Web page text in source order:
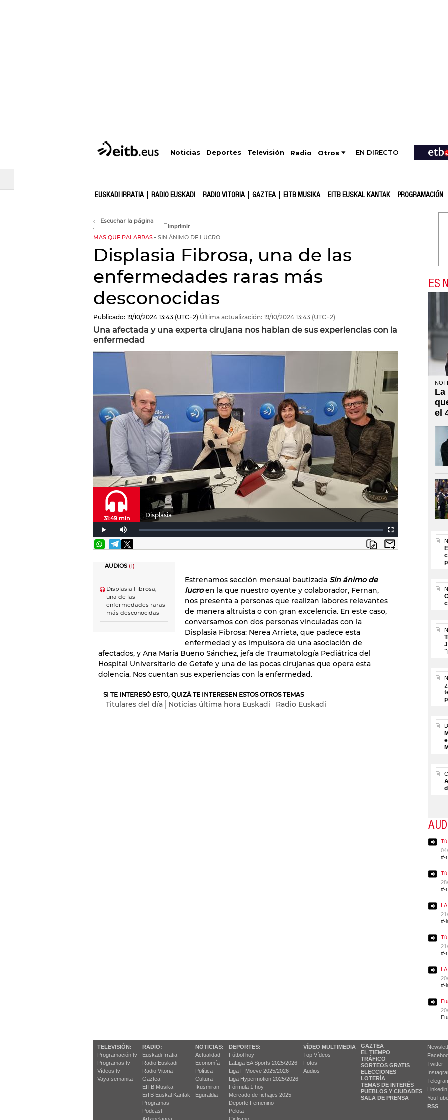
Noticias Deportes Televisión Radio Otros EN DIRECTO
EUSKADI IRRATIA RADIO EUSKADI RADIO VITORIA GAZTEA EITB MUSIKA EITB EUSKAL KANTAK PROGRAMACIÓN
Escuchar la página
MAS QUE PALABRAS SIN ÁNIMO DE LUCRO
Displasia Fibrosa, una de las
enfermedades raras más
desconocidas
Publicado: 19/10/2024 13:43 (UTC+2) Última actualización: 19/10/2024 13:43 (UTC+2)
Una afectada y una experta cirujana nos hablan de sus experiencias con la
enfermedad
Displasia
31:49 min
AUDIOS (1)
Displasia Fibrosa,
una de las
enfermedades raras
más desconocidas
Estrenamos sección mensual bautizada Sin ánimo de
lucroen la que nuestro oyente y colaborador, Fernan,
nos presenta a personas que realizan labores relevantes
de manera altruista o con gran excelencia. En este caso,
conversamos con dos personas vinculadas con la
Displasia Fibrosa: Nerea Arrieta, que padece esta
enfermedad y es impulsora de una asociación de
afectados, y Ana María Bueno Sánchez, jefa de Traumatología Pediátrica del
Hospital Universitario de Getafe y una de las pocas cirujanas que opera esta
dolencia. Nos cuentan sus experiencias con la enfermedad.
SI TE INTERESÓ ESTO, QUIZÁ TE INTERESEN ESTOS OTROS TEMAS
Titulares del día Noticias última hora Euskadi Radio Euskadi
ES
La
el
#-
#-
#-
#-
#-
TELEVISIÓN:
Programación tv
Programas tv
Vídeos tv
Vaya semanita
RADIO:
Euskadi Irratia
Radio Euskadi
Radio Vitoria
Gaztea
EITB Musika
EiTB Euskal Kantak
Programas
Podcast
NOTICIAS:
Actualidad
Economía
Política
Cultura
Ikusmiran
Eguraldia
DEPORTES:
Fútbol hoy
LaLiga EA Sports 2025/2026
Liga F Moeve 2025/2026
Liga Hypermotion 2025/2026
Fórmula 1 hoy
Mercado de fichajes 2025
Deporte Femenino
Pelota
VÍDEO MULTIMEDIA
Top Vídeos
Fotos
Audios
GAZTEA
EL TIEMPO
TRÁFICO
SORTEOS GRATIS
ELECCIONES
LOTERÍA
TEMAS DE INTERÉS
PUEBLOS Y CIUDADES
SALA DE PRENSA
Twitter
Linkedin
RSS